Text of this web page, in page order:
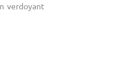
verdoyant